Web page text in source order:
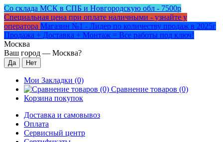
Со склада МСК в СПБ и Новгородскую обл - 7500р
Специальная цена при оплате наличными - узнайте у
оператора Магазин №1 - Лидер по количеству продаж в 2025г
Продажа + Доставка + Монтаж = Все работы под ключ!
Москва
Ваш город — Москва?
Мои Закладки (0)
Сравнение товаров (0)
Корзина покупок
Доставка и самовывоз
Оплата
Сервисный центр